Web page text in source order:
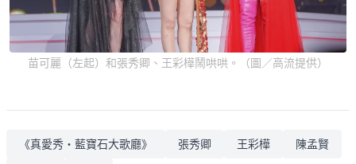
苗可麗（左起）和張秀卿、王彩樺鬧哄哄。（圖／高流提供）
《真愛秀・藍寶石大歌廳》 張秀卿 王彩樺 陳孟賢